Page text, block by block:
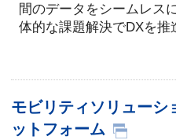
間のデータをシームレス
体的な課題解決でDXを推
モビリティソリューシ
ットフォーム